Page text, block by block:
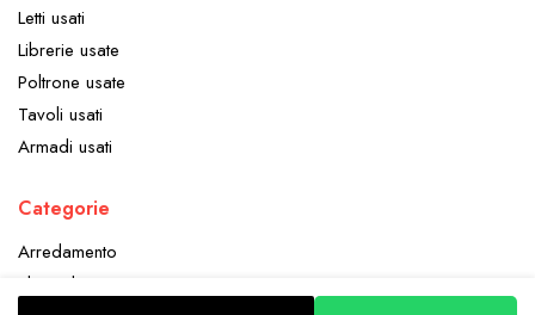
Letti usati
Librerie usate
Poltrone usate
Tavoli usati
Armadi usati
Categorie
Arredamento
Elettrodomestici